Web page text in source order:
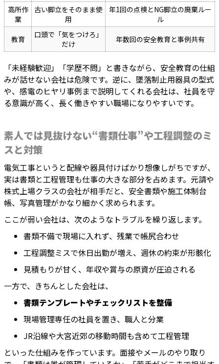
高所作
業
古い脚立をそのまま使
用
年1回の点検とNG脚立の廃棄ルー
ル
教育
口頭で「気をつけろ」
だけ
年数回の安全教育と事例共有
「未経験歓迎」「学歴不問」と書きながら、安全教育の仕組
みが話せない会社は危険です。逆に、墜落制止用器具の型式
や、感電のヒヤリ事例まで説明してくれる会社は、社員を守
る意識が高く、長く働きやすい職場になりやすいです。
素人では見抜けない“書類仕事”や工程調整のミ
スと対策
電気工事というと配線や器具付けばかり想像しがちですが、
実は書類と工程管理も仕事の大きな部分を占めます。元請や
株式上場クラスの会社が相手だと、安全書類や施工体制台
帳、写真管理がかなり細かく求められます。
ここが弱い会社は、次のようなトラブルを繰り返します。
書類不備で現場に入れず、残業で帳尻合わせ
工程調整ミスで休日出勤が増え、週休の約束が形骸化
見積もりが甘く、年収や賞与の原資が圧迫される
一方で、きちんとした会社は、
書類テンプレートやチェックリストを整備
現場管理専任の社員を置き、職人と分業
JR沿線や大宮近郊の移動時間も含めて工程管理
といった仕組みを作っています。面接やメールのやり取り